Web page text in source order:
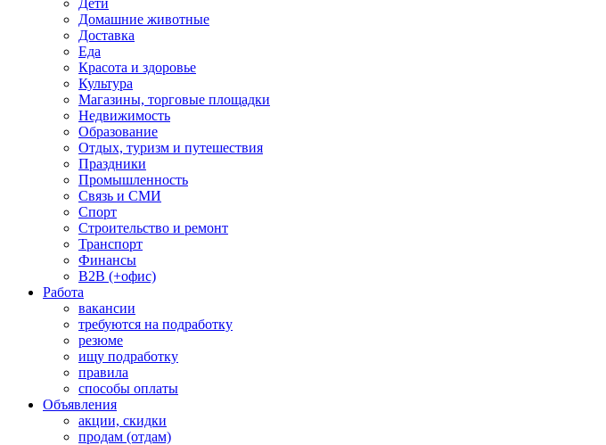
Дети
Домашние животные
Доставка
Еда
Красота и здоровье
Культура
Магазины, торговые площадки
Недвижимость
Образование
Отдых, туризм и путешествия
Праздники
Промышленность
Связь и СМИ
Спорт
Строительство и ремонт
Транспорт
Финансы
B2B (+офис)
Работа
вакансии
требуются на подработку
резюме
ищу подработку
правила
способы оплаты
Объявления
акции, скидки
продам (отдам)